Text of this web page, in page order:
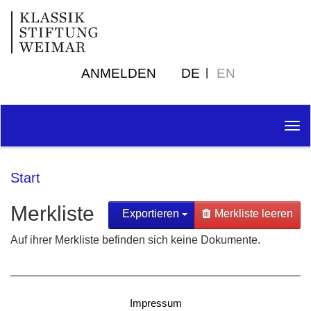
ANMELDEN DE EN
Start
Exportieren Merkliste leeren
Merkliste
Auf ihrer Merkliste befinden sich keine Dokumente.
Impressum